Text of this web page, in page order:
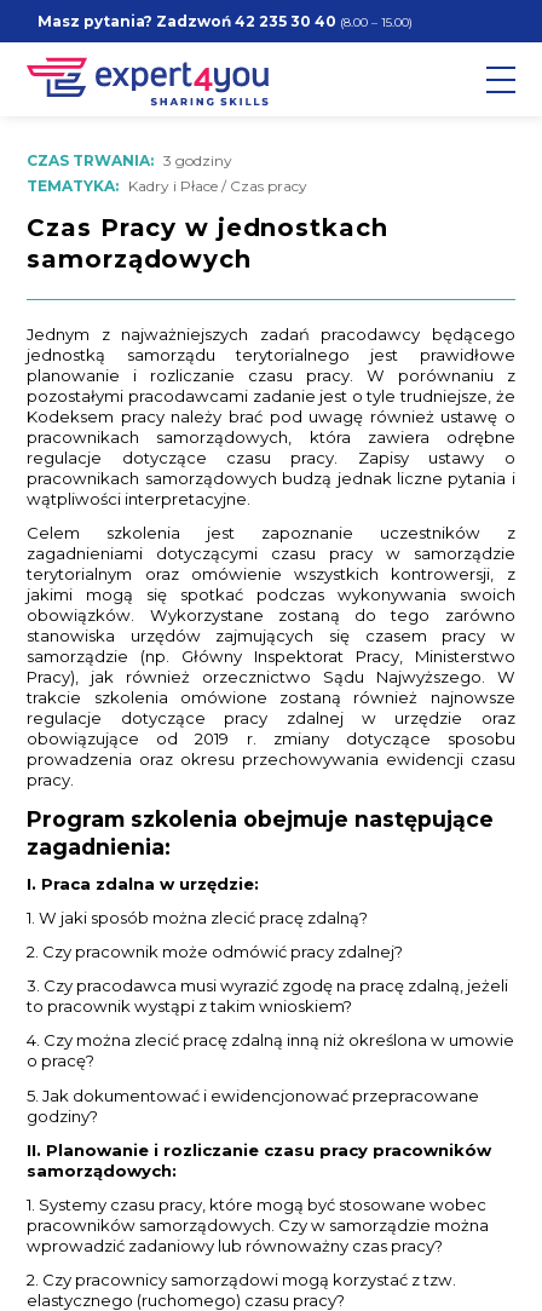
Masz pytania? Zadzwoń42 235 30 40 (8.00 – 15.00)
CZAS TRWANIA: 3 godziny
TEMATYKA: Kadry i Płace / Czas pracy
Czas Pracy w jednostkach
samorządowych
Jednym z najważniejszych zadań pracodawcy będącego
jednostką samorządu terytorialnego jest prawidłowe
planowanie i rozliczanie czasu pracy. W porównaniu z
pozostałymi pracodawcami zadanie jest o tyle trudniejsze, że
Kodeksem pracy należy brać pod uwagę również ustawę o
pracownikach samorządowych, która zawiera odrębne
regulacje dotyczące czasu pracy. Zapisy ustawy o
pracownikach samorządowych budzą jednak liczne pytania i
wątpliwości interpretacyjne.
Celem szkolenia jest zapoznanie uczestników z
zagadnieniami dotyczącymi czasu pracy w samorządzie
terytorialnym oraz omówienie wszystkich kontrowersji, z
jakimi mogą się spotkać podczas wykonywania swoich
obowiązków. Wykorzystane zostaną do tego zarówno
stanowiska urzędów zajmujących się czasem pracy w
samorządzie (np. Główny Inspektorat Pracy, Ministerstwo
Pracy), jak również orzecznictwo Sądu Najwyższego. W
trakcie szkolenia omówione zostaną również najnowsze
regulacje dotyczące pracy zdalnej w urzędzie oraz
obowiązujące od 2019 r. zmiany dotyczące sposobu
prowadzenia oraz okresu przechowywania ewidencji czasu
pracy.
Program szkolenia obejmuje następujące
zagadnienia:
I. Praca zdalna w urzędzie:
1. W jaki sposób można zlecić pracę zdalną?
2. Czy pracownik może odmówić pracy zdalnej?
3. Czy pracodawca musi wyrazić zgodę na pracę zdalną, jeżeli
to pracownik wystąpi z takim wnioskiem?
4. Czy można zlecić pracę zdalną inną niż określona w umowie
o pracę?
5. Jak dokumentować i ewidencjonować przepracowane
godziny?
II. Planowanie i rozliczanie czasu pracy pracowników
samorządowych:
1. Systemy czasu pracy, które mogą być stosowane wobec
pracowników samorządowych. Czy w samorządzie można
wprowadzić zadaniowy lub równoważny czas pracy?
2. Czy pracownicy samorządowi mogą korzystać z tzw.
elastycznego (ruchomego) czasu pracy?